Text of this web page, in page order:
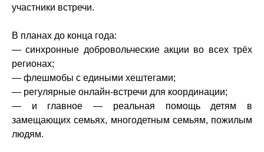
участники встречи.
В планах до конца года:
— синхронные добровольческие акции во всех трёх
регионах;
— флешмобы с едиными хештегами;
— регулярные онлайн-встречи для координации;
— и главное — реальная помощь детям в
замещающих семьях, многодетным семьям, пожилым
людям.